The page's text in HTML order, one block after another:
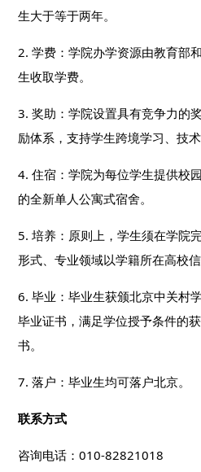
生大于等于两年。
2. 学费：学院办学资源由教育部
生收取学费。
3. 奖助：学院设置具有竞争力的
励体系，支持学生跨境学习、技术
4. 住宿：学院为每位学生提供校
的全新单人公寓式宿舍。
5. 培养：原则上，学生须在学院
形式、专业领域以学籍所在高校信
6. 毕业：毕业生获颁北京中关村
毕业证书，满足学位授予条件的
书。
7. 落户：毕业生均可落户北京。
联系方式
咨询电话：010-82821018